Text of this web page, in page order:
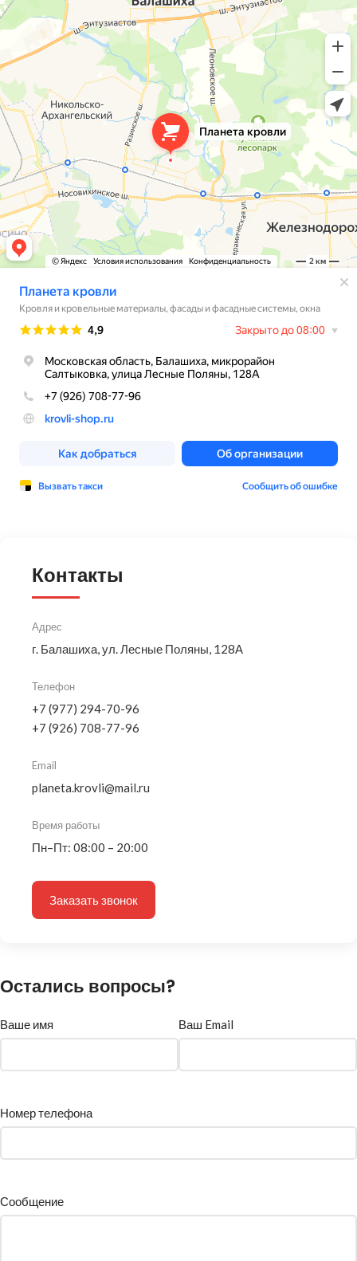
Контакты
Адрес
г. Балашиха, ул. Лесные Поляны, 128А
Телефон
+7 (977) 294-70-96
+7 (926) 708-77-96
Email
planeta.krovli@mail.ru
Время работы
Пн–Пт: 08:00 – 20:00
Заказать звонок
Остались вопросы?
Ваше имя Ваш Email
Номер телефона
Сообщение